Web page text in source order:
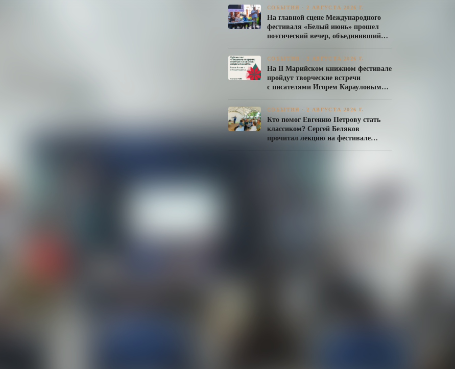
СОБЫТИЯ · 2 АВГУСТА 2026 Г.
На главной сцене Международного
фестиваля «Белый июнь» прошел
поэтический вечер, объединивший
СОБЫТИЯ · 2 АВГУСТА 2026 Г.
На II Марийском книжном фестивале
пройдут творческие встречи
с писателями Игорем Карауловым
СОБЫТИЯ · 2 АВГУСТА 2026 Г.
Кто помог Евгению Петрову стать
классиком? Сергей Беляков
прочитал лекцию на фестивале